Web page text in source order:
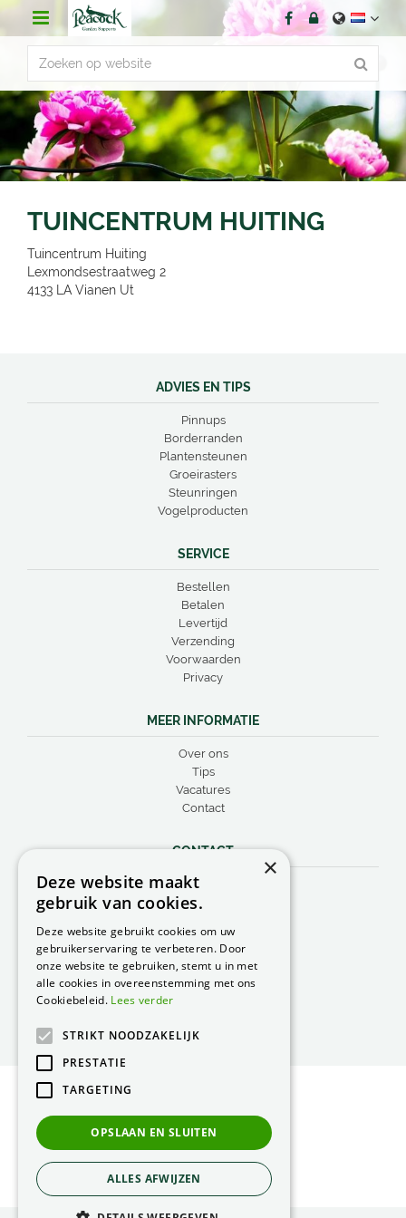
r
n
t
TUINCENTRUM HUITING
Tuincentrum Huiting
Lexmondsestraatweg 2
4133 LA Vianen Ut
ADVIES EN TIPS
Pinnups
Borderranden
Plantensteunen
Groeirasters
Steunringen
Vogelproducten
SERVICE
Bestellen
Betalen
Levertijd
Verzending
Voorwaarden
Privacy
MEER INFORMATIE
Over ons
Tips
Vacatures
Contact
CONTACT
Peacock Garden Supports
Industrieweg 22
Nederland
0499 57 40 80
F. 0499 57 40 84
E.peacock@peacock.nl
Privacy Statement
Green Solutions
×
Deze website maakt
gebruik van cookies.
Deze website gebruikt cookies om uw
gebruikerservaring te verbeteren. Door
onze website te gebruiken, stemt u in met
alle cookies in overeenstemming met ons
Cookiebeleid. Lees verder
STRIKT NOODZAKELIJK
PRESTATIE
TARGETING
OPSLAAN EN SLUITEN
ALLES AFWIJZEN